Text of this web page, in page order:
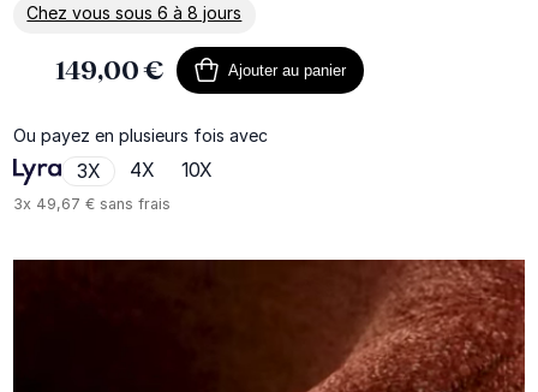
Chez vous sous 6 à 8 jours
En savoir plus sur la livraison
149,00 € Ajouter au panier
Ou payez en plusieurs fois avec
3X 4X 10X
3x 49,67 € sans frais